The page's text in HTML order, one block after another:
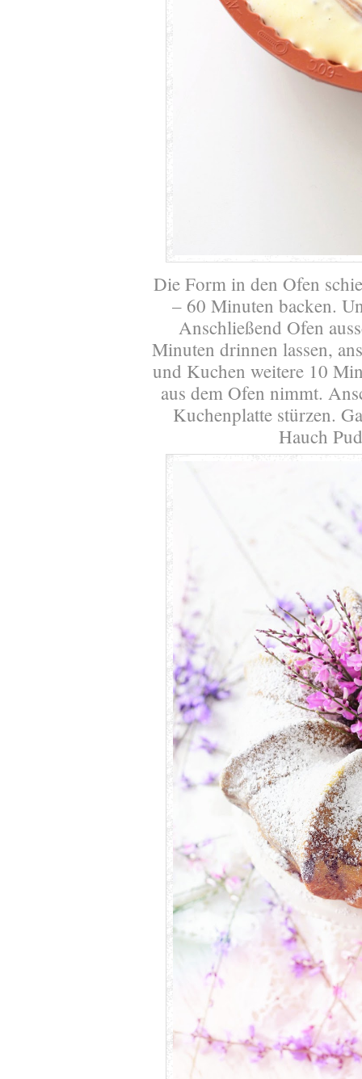
Die Form in den Ofen
– 60 Minuten backen.
Anschließend Ofen
Minuten drinnen lassen,
und Kuchen weitere 10
aus dem Ofen nimmt.
Kuchenplatte stürzen.
Hauch